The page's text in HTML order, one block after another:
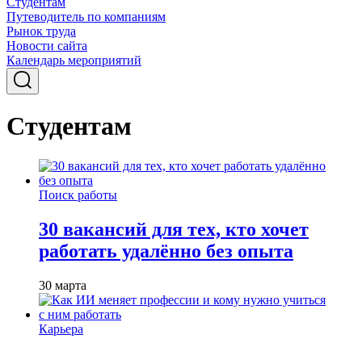
Путеводитель по компаниям
Рынок труда
Новости сайта
Календарь мероприятий
Студентам
Поиск работы
30 вакансий для тех, кто хочет
работать удалённо без опыта
30 марта
Карьера